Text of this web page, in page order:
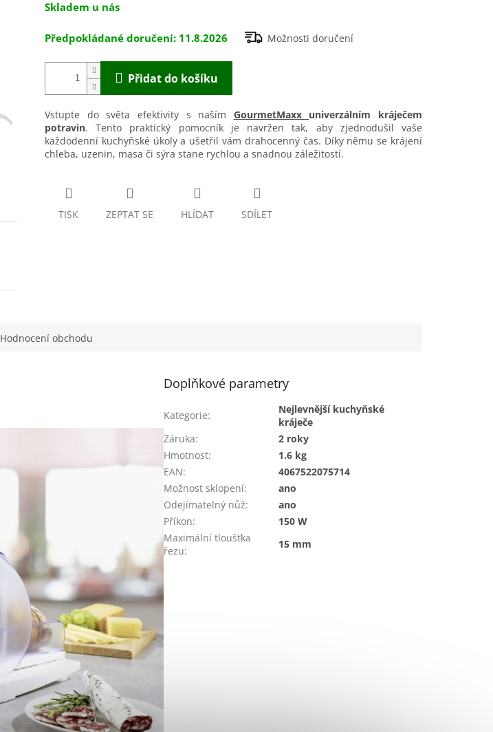
cena:
Skladem u nás
11.8.2026 Možnosti doručení
Přidat do košíku
Vstupte do světa efektivity s naším GourmetMaxx univerzálním kráječem
potravin. Tento praktický pomocník je navržen tak, aby zjednodušil vaše
každodenní kuchyňské úkoly a ušetřil vám drahocenný čas. Díky němu se krájení
chleba, uzenin, masa či sýra stane rychlou a snadnou záležitostí.
TISK ZEPTAT SE HLÍDAT SDÍLET
Hodnocení obchodu
Doplňkové parametry
Kategorie:
Nejlevnější kuchyňské
kráječe
Záruka:
2 roky
Hmotnost:
1.6 kg
EAN:
4067522075714
Možnost sklopení:
ano
Odejímatelný nůž:
ano
Příkon:
150 W
Maximální tloušťka
řezu:
15 mm